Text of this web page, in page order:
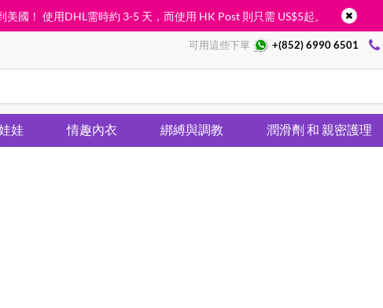
美國！ 使用DHL需時約 3-5 天，而使用 HK Post 則只需 US$5起。
可用這些下單 +(852) 6990 6501
娃 情趣內衣 綁縛與調教 潤滑劑 和 親密護理